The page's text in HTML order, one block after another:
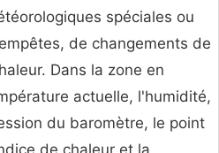
spéciales ou
de changements de
Dans la zone en
actuelle, l'humidité,
du baromètre, le point